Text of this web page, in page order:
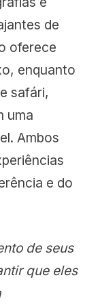
de
oferece
enquanto
safári,
uma
Ambos
e do
de seus
que eles